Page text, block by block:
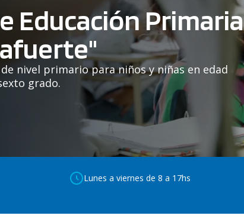
Educación Primaria
de nivel primario para niños y niñas en edad
grado.
Lunes a viernes de 8 a 17hs